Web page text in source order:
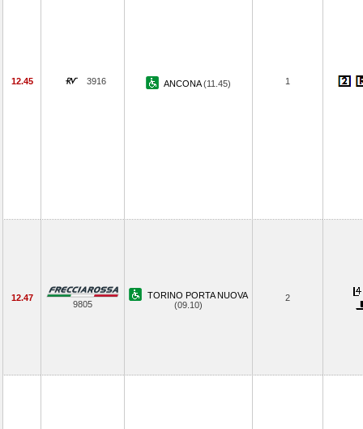
12.45 3916 ANCONA(11.45) 1
12.47
9805
TORINO PORTA NUOVA
(09.10)
2